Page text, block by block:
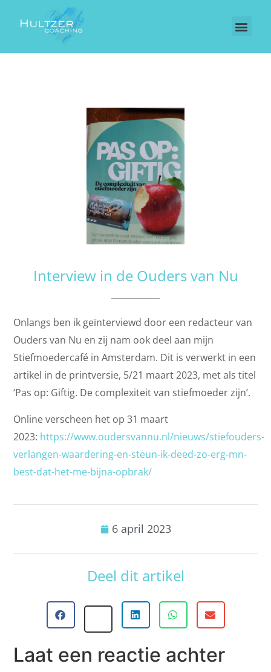
Interview in de Ouders van Nu
Onlangs ben ik geïnterviewd door een redacteur van
Ouders van Nu en zij nam ook deel aan mijn
Stiefmoedercafé in Amsterdam. Dit is verwerkt in een
artikel in de printversie, 5/21 maart 2023, met als titel
‘Pas op: Giftig. De complexiteit van stiefmoeder zijn’.
Online verscheen het op 31 maart
2023: https://www.oudersvannu.nl/nieuws/stiefouders-
verlangen-waardering-en-steun-ik-deed-zo-erg-mn-
best-dat-het-me-bijna-opbrak/
6 april 2023
Deel dit artikel
Laat een reactie achter